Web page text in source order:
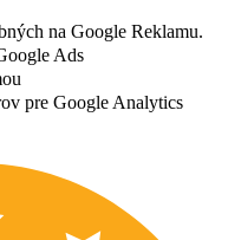
na Google Reklamu.
Ads
pre Google Analytics